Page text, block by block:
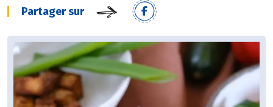
Partager sur